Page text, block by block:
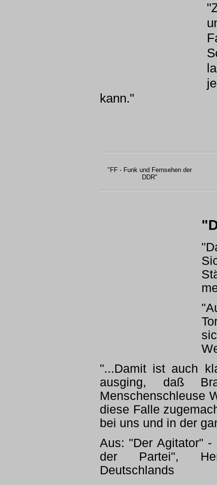
kann."
"FF - Funk und Fernsehen der
DDR"
"...Damit ist auch
ausging, daß
Menschenschleuse
diese Falle
bei uns und in der
Aus: "Der Agitator" -
der Partei",
Deutschlands